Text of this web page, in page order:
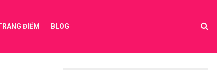
ĐIỂM BLOG